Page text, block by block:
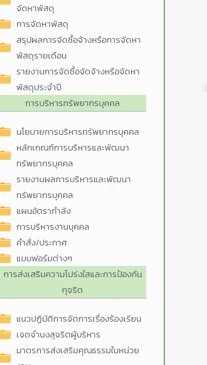
จัดหาพัสดุ
การจัดหาพัสดุ
สรุปผลการจัดซื้อจ้างหรือการจัดหา
พัสดุรายเดือน
รายงานการจัดซื้อจัดจ้างหรือจัดหา
พัสดุประจำปี
การบริหารทรัพยากรบุคคล
นโยบายการบริหารทรัพยากรบุคคล
หลักเกณฑ์การบริหารและพัฒนา
ทรัพยากรบุคคล
รายงานผลการบริหารและพัฒนา
ทรัพยากรบุคคล
แผนอัตรากำลัง
การบริหารงานบุคคล
คำสั่ง/ประกาศ
แบบฟอร์มต่างๆ
การส่งเสริมความโปร่งใสและการป้องกัน
ทุจริต
แนวปฏิบัติการจัดการเรื่องร้องเรียน
เจตจำนงสุจริตผู้บริหาร
มาตรการส่งเสริมคุณธรรมในหน่วย